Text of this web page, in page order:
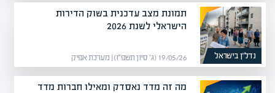
נדל”ן בישראל
תמונת מצב עדכנית בשוק הדירות
הישראלי לשנת 2026
19/05/26 (ג׳ סיון תשפ״ו) | מערכת אפיק
מה זה מדד נאסדק ומאילו חברות מדד